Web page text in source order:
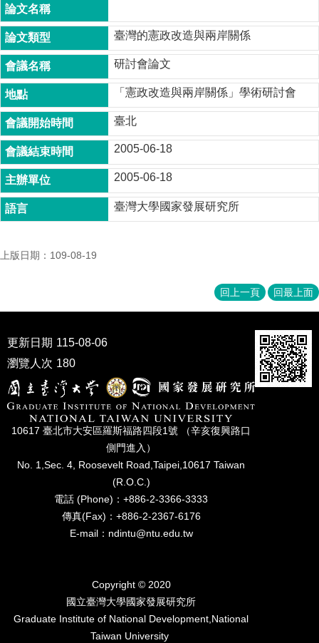
成
員
博
士
班
碩
士
班
在
職
專
班
術
國
發
展
究
期
試
臺灣的憲政改造與兩岸關係
研討會論文
「憲政改造與兩岸關係」學術研討會
臺北
2005-06-18
2005-06-18
臺灣大學國家發展研究所
上版日期：109-08-19
回上一頁 回最上面
更新日期 115-08-06
瀏覽人次 180
10617 臺北市⼤安區羅斯福路四段1號 （辛亥復興路⼝
側⾨進入）
No. 1,Sec. 4, Roosevelt Road,Taipei,10617 Taiwan
(R.O.C.)
電話 (Phone)：+886-2-3366-3333
傳真(Fax)：+886-2-2367-6176
E-mail：ndintu@ntu.edu.tw
Copyright © 2020
國立臺灣⼤學國家發展研究所
Graduate Institute of National Development,National
Taiwan University